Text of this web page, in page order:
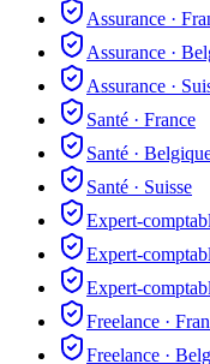
Assurance ·
Assurance ·
Assurance ·
Santé · France
Santé ·
Santé · Suisse
Expert-
Expert-
Expert-
Freelance ·
Freelance ·